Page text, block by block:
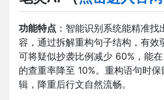
功能特点 ：智能识别系统能精准找
容，通过拆解重构句子结构，有效
可将疑似抄袭比例减少 60%，能
的查重率降至 10%。重构语句时
辑，降重后行文自然流畅。